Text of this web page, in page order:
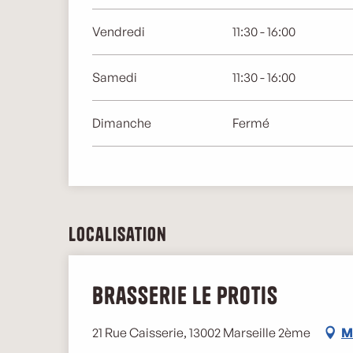
Vendredi 11:30 - 16:00
Samedi 11:30 - 16:00
Dimanche Fermé
Localisation
Brasserie le Protis
21 Rue Caisserie, 13002 Marseille 2ème